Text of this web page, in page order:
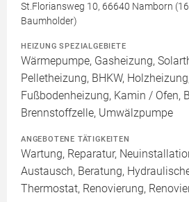
St.Floriansweg 10, 66640 Namborn
Baumholder)
HEIZUNG SPEZIALGEBIETE
Wärmepumpe, Gasheizung,
Pelletheizung, BHKW,
Fußbodenheizung, Kamin / Ofen,
Brennstoffzelle, Umwälzpumpe
ANGEBOTENE TÄTIGKEITEN
Wartung, Reparatur,
Austausch, Beratung,
Thermostat, Renovierung,